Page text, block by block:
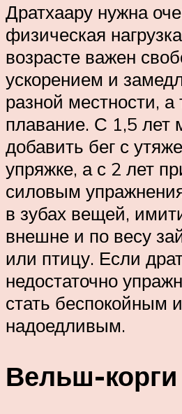
Дратхаару нужна
физическая
возрасте важен
ускорением и
разной местности, а
плавание. С 1,5 лет
добавить бег с
упряжке, а с 2 лет
силовым
в зубах вещей,
внешне и по весу
или птицу. Если
недостаточно
стать беспокойным и
надоедливым.
Вельш-корги